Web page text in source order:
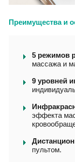
Преимущества и
5 режимов
массажа и
9 уровней
эффекта
пультом.